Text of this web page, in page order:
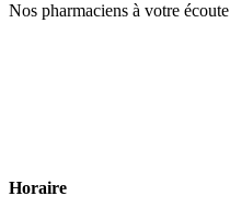
Nos pharmaciens à votre écoute
Horaire